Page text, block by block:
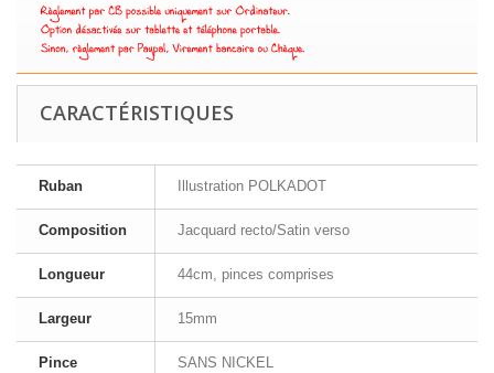
CARACTÉRISTIQUES
Ruban Illustration POLKADOT
Composition Jacquard recto/Satin verso
Longueur 44cm, pinces comprises
Largeur 15mm
Pince SANS NICKEL